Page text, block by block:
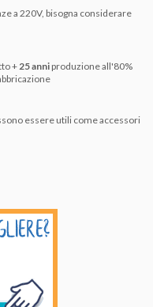
a 220V, bisogna considerare
+25 anni produzione all'80%
essere utili come accessori